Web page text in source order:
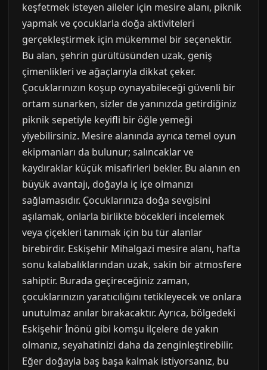
keşfetmek isteyen aileler için mesire alanı, piknik
yapmak ve çocuklarla doğa aktiviteleri
gerçekleştirmek için mükemmel bir seçenektir.
Bu alan, şehrin gürültüsünden uzak, geniş
çimenlikleri ve ağaçlarıyla dikkat çeker.
Çocuklarınızın koşup oynayabileceği güvenli bir
ortam sunarken, sizler de yanınızda getirdiğiniz
piknik sepetiyle keyifli bir öğle yemeği
yiyebilirsiniz. Mesire alanında ayrıca temel oyun
ekipmanları da bulunur; salıncaklar ve
kaydıraklar küçük misafirleri bekler. Bu alanın en
büyük avantajı, doğayla iç içe olmanızı
sağlamasıdır. Çocuklarınıza doğa sevgisini
aşılamak, onlarla birlikte böcekleri incelemek
veya çiçekleri tanımak için bu tür alanlar
birebirdir. Eskişehir Mihalgazi mesire alanı, hafta
sonu kalabalıklarından uzak, sakin bir atmosfere
sahiptir. Burada geçireceğiniz zaman,
çocuklarınızın yaratıcılığını tetikleyecek ve onlara
unutulmaz anılar bırakacaktır. Ayrıca, bölgedeki
Eskişehir İnönü gibi komşu ilçelere de yakın
olmanız, seyahatinizi daha da zenginleştirebilir.
Eğer doğayla baş başa kalmak istiyorsanız, bu